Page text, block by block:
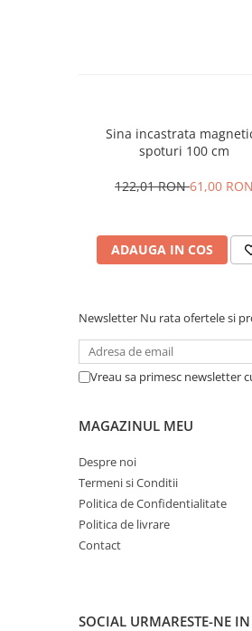
Sina incastrata
spoturi 100 cm
122,01 RON61,00 RON
ADAUGA IN COS
Newsletter Nu rata ofertele si
Vreau sa primesc newsletter
MAGAZINUL MEU
Despre noi
Termeni si Conditii
Politica de Confidentialitate
Politica de livrare
Contact
SOCIAL URMARESTE-NE